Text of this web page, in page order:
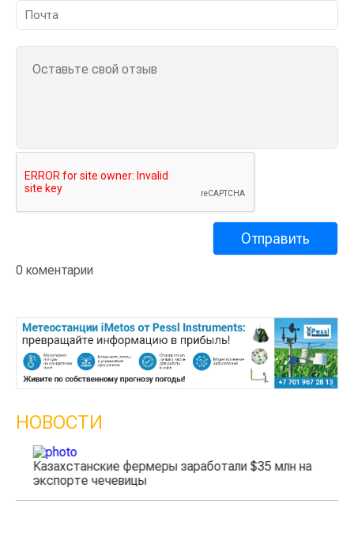
0 коментарии
НОВОСТИ
Казахстанские фермеры заработали $35 млн на
экспорте чечевицы